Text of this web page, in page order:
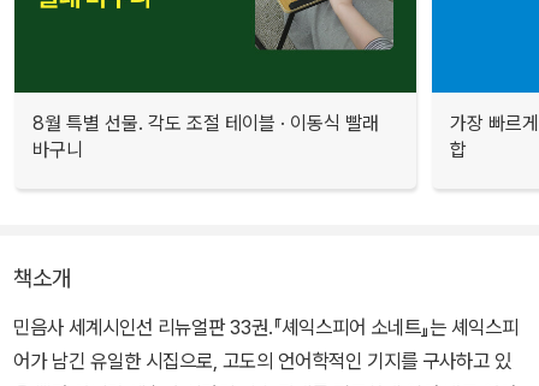
8월 특별 선물. 각도 조절 테이블 · 이동식 빨래
바구니
가장 빠르
합
책소개
민음사 세계시인선 리뉴얼판 33권.『셰익스피어 소네트』는 셰익스피
어가 남긴 유일한 시집으로, 고도의 언어학적인 기지를 구사하고 있